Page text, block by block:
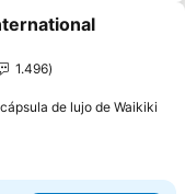
favoritos
1.496
de lujo de Waikiki